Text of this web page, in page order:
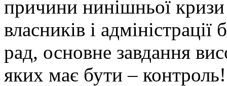
причини нинішньої кризи
власників і
рад, основне завдання
яких має бути – контроль!